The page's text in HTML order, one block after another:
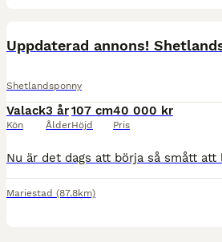
Shetlandsponny
Valack
Kön
3 år
Ålder
107 cm
Höjd
40 000 kr
Pris
Mariestad (87.8km)